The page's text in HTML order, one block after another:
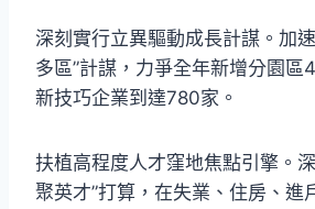
深刻實行立異驅動成長計謀。加
多區”計謀，力爭全年新增分園區
新技巧企業到達780家。
扶植高程度人才窪地焦點引擎。
聚英才”打算，在失業、住房、進